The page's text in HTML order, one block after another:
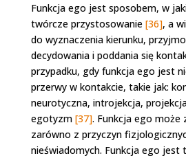
Funkcja ego jest sposobem, w
twórcze przystosowanie [36], a
do wyznaczenia kierunku,
decydowania i poddania się
przypadku, gdy funkcja ego jest
przerwy w kontakcie, takie jak:
neurotyczna, introjekcja,
egotyzm [37]. Funkcja ego może
zarówno z przyczyn
nieświadomych. Funkcja ego jest